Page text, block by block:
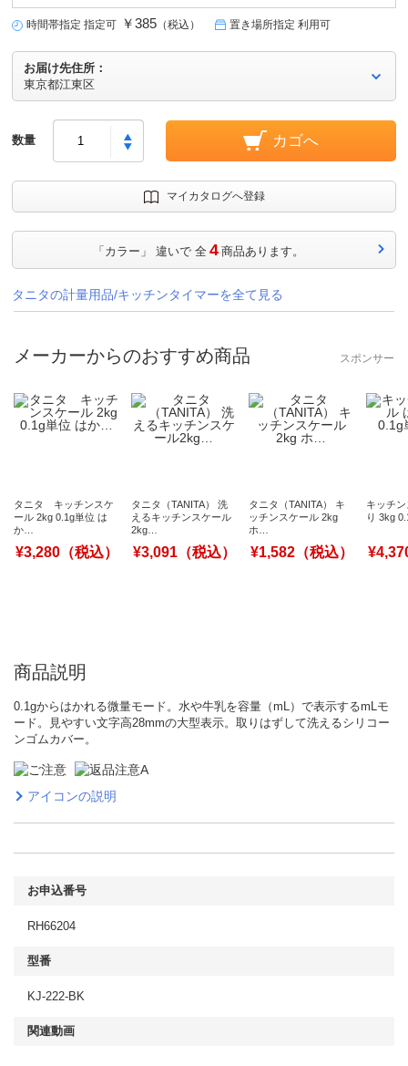
時間帯指定 指定可 ￥385 （税込） 置き場所指定 利用可
お届け先住所：
東京都江東区
数量 カゴへ
マイカタログへ登録
「カラー」 違いで 全 4 商品あります。
タニタの計量用品/キッチンタイマーを全て見る
メーカーからのおすすめ商品 スポンサー
タニタ キッチンスケ
ール 2kg 0.1g単位 は
か…
¥3,280（税込）
タニタ（TANITA） 洗
えるキッチンスケール
2kg…
¥3,091（税込）
タニタ（TANITA） キ
ッチンスケール 2kg
ホ…
¥1,582（税込）
キッチ
り 3kg
商品説明
0.1gからはかれる微量モード。水や牛乳を容量（mL）で表示するmLモ
ード。見やすい文字高28mmの大型表示。取りはずして洗えるシリコー
ンゴムカバー。
アイコンの説明
お申込番号
RH66204
型番
KJ-222-BK
関連動画